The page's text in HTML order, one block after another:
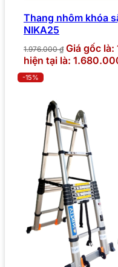
Thang nhôm khóa
NIKA25
1.976.000₫ Giá gốc
hiện tại là:
-15%